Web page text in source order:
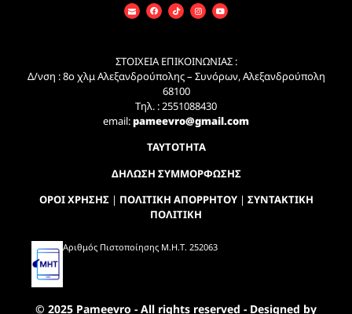
ΣΤΟΙΧΕΙΑ ΕΠΙΚΟΙΝΩΝΙΑΣ :
Δ/νση : 8ο χλμ Αλεξανδρούπολης – Συνόρων, Αλεξανδρούπολη
68100
Τηλ. : 2551088430
email:pameevro@gmail.com
ΤΑΥΤΟΤΗΤΑ
ΔΗΛΩΣΗ ΣΥΜΜΟΡΦΩΣΗΣ
ΟΡΟΙ ΧΡΗΣΗΣ| ΠΟΛΙΤΙΚΗ ΑΠΟΡΡΗΤΟΥ| ΣΥΝΤΑΚΤΙΚΗ
ΠΟΛΙΤΙΚΗ
Αριθμός Πιστοποίησης Μ.Η.Τ. 252063
© 2025 Pameevro - All rights reserved - Designed by